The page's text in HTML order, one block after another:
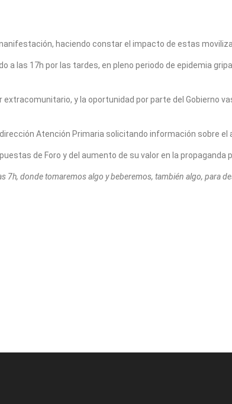
haciendo constar el impacto de estas
las 17h por las tardes, en pleno periodo de epidemia
y la oportunidad por parte del Gobierno
Atención Primaria solicitando información sobre el
de Foro y del aumento de su valor en la propaganda
7h, donde tomaremos algo y beberemos, también algo, para